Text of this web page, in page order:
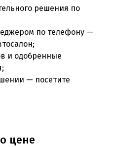
решения по
по телефону —
и одобренные
— посетите
цене